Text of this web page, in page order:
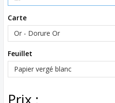
Carte
Feuillet
Prix :